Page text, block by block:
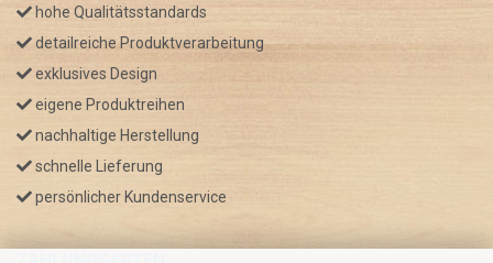
hohe Qualitätsstandards
detailreiche Produktverarbeitung
exklusives Design
eigene Produktreihen
nachhaltige Herstellung
schnelle Lieferung
persönlicher Kundenservice